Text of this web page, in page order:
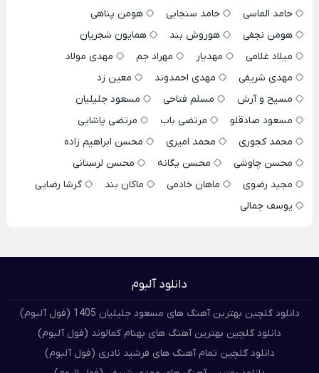
حامد الماسی
حامد سنجابی
هومن پناهی
هومن نجفی
هوروش بند
همایون شجریان
میلاد غلامی
مهدیار مهراد جم
مهدی مولاد
مهدی شریفی
مهدی احمدوند
معین زد
مسیح و آرش
مسلم فتاحی
مسعود جلیلیان
مسعود صادقلو
مرتضی باب
مرتضی پاشایی
محمد کجوری
محمد امیری
محسن ابراهیم زاده
محسن چاوشی
محسن یگانه
محسن لرستانی
مجید رضوی
ماهان خادمی ماکان بند
گرشا رضایی
یوسف جمالی
دانلود آلبوم
دانلود گلچین بهترین آهنگ های مسعود جلیلیان 1405 (فول آلبوم)
دانلود گلچین بهترین آهنگ های بهنام کمالوند (فول آلبوم)
دانلود گلچین تمام آهنگ های فرشید نادری (فول آلبوم)